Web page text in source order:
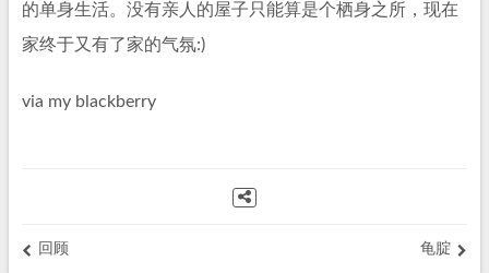
的单身生活。没有亲人的屋子只能算是个栖身之所，现在
家终于又有了家的气氛:)
via my blackberry
回顾 龟腚